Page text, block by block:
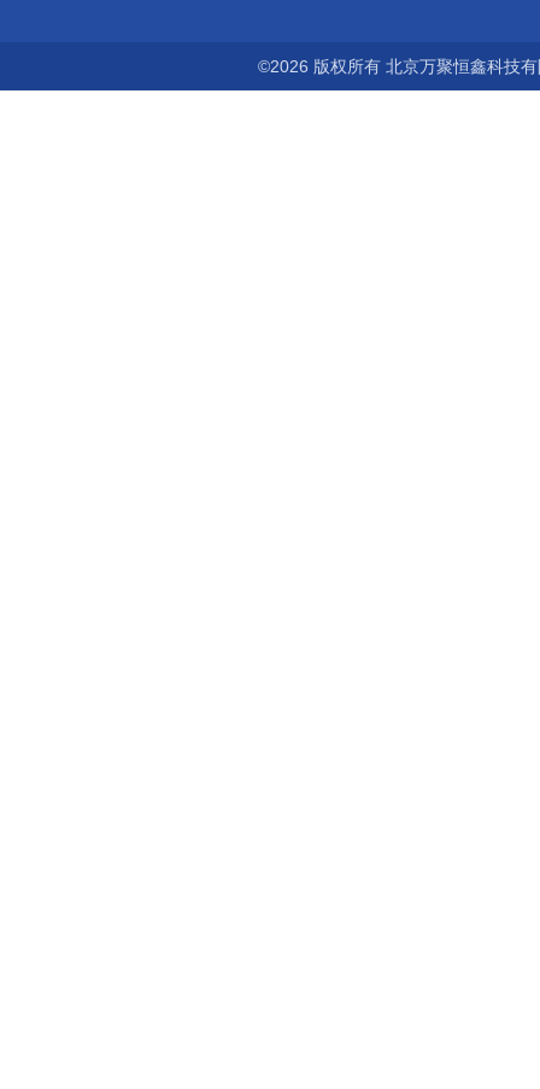
©2026 版权所有 北京万聚恒鑫科技